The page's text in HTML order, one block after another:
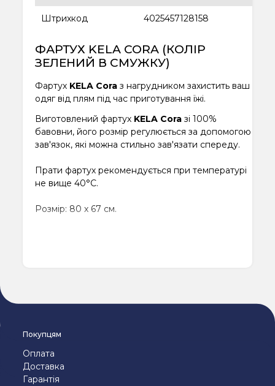
Штрихкод 4025457128158
ФАРТУХ KELA CORA (КОЛІР
ЗЕЛЕНИЙ В СМУЖКУ)
Фартух KELA Cora з нагрудником захистить ваш
одяг від плям під час приготування їжі.
Виготовлений фартух KELA Cora зі 100%
бавовни, його розмір регулюється за допомогою
зав'язок, які можна стильно зав'язати спереду.
Прати фартух рекомендується при температурі
не вище 40°C.
Розмір: 80 х 67 см.
Покупцям
Оплата
Доставка
Гарантія